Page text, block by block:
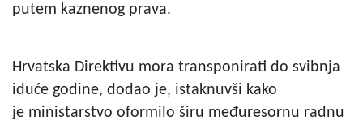
putem kaznenog prava.
Hrvatska Direktivu mora transponirati do svibnja
iduće godine, dodao je, istaknuvši kako
je ministarstvo oformilo širu međuresornu radnu